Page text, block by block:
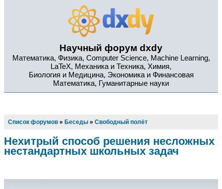
Научный форум dxdy
Математика, Физика, Computer Science, Machine Learning,
LaTeX, Механика и Техника, Химия,
Биология и Медицина, Экономика и Финансовая
Математика, Гуманитарные науки
Список форумов » Беседы » Свободный полёт
Нехитрый способ решения несложных
нестандартных школьных задач